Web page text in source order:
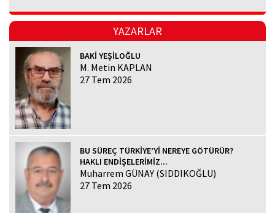
YAZARLAR
BAKİ YEŞİLOĞLU
M. Metin KAPLAN
27 Tem 2026
BU SÜREÇ TÜRKİYE’Yİ NEREYE GÖTÜRÜR?
HAKLI ENDİŞELERİMİZ...
Muharrem GÜNAY (SIDDIKOĞLU)
27 Tem 2026